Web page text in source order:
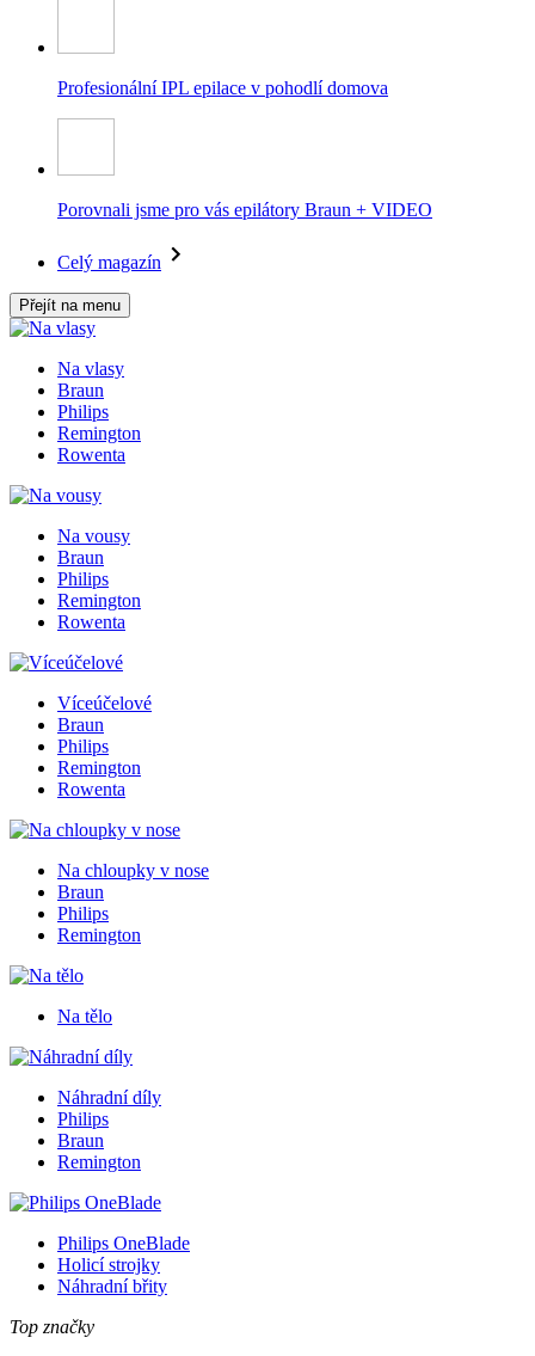
Profesionální IPL epilace v pohodlí domova
Porovnali jsme pro vás epilátory Braun + VIDEO
Celý magazín
Přejít na menu
Na vlasy
Braun
Philips
Remington
Rowenta
Na vousy
Braun
Philips
Remington
Rowenta
Víceúčelové
Braun
Philips
Remington
Rowenta
Na chloupky v nose
Braun
Philips
Remington
Na tělo
Náhradní díly
Philips
Braun
Remington
Philips OneBlade
Holicí strojky
Náhradní břity
Top značky